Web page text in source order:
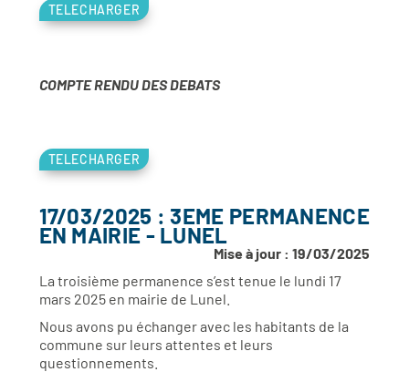
TELECHARGER
COMPTE RENDU DES DEBATS
TELECHARGER
17/03/2025 : 3EME PERMANENCE
EN MAIRIE - LUNEL
Mise à jour : 19/03/2025
La troisième permanence s’est tenue le lundi 17
mars 2025 en mairie de Lunel.
Nous avons pu échanger avec les habitants de la
commune sur leurs attentes et leurs
questionnements.